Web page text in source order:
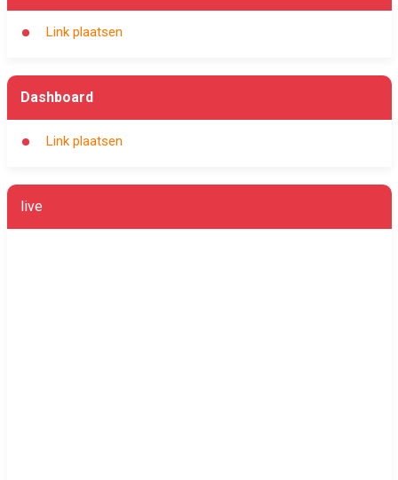
Link plaatsen
Dashboard
Link plaatsen
live